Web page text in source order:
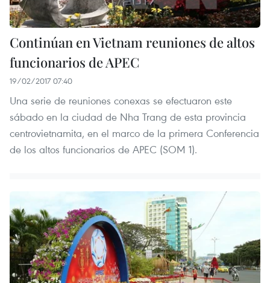
Continúan en Vietnam reuniones de altos
funcionarios de APEC
19/02/2017 07:40
Una serie de reuniones conexas se efectuaron este
sábado en la ciudad de Nha Trang de esta provincia
centrovietnamita, en el marco de la primera Conferencia
de los altos funcionarios de APEC (SOM 1).